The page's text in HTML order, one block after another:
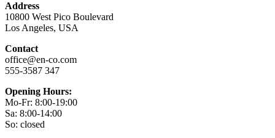
Address
10800 West Pico Boulevard
Los Angeles, USA
Contact
office@en-co.com
555-3587 347
Opening Hours:
Mo-Fr: 8:00-19:00
Sa: 8:00-14:00
So: closed